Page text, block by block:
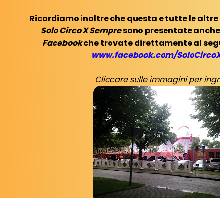
Ricordiamo inoltre che questa e tutte le altre
Solo Circo X Sempresono presentate
Facebookche trovate direttamente al
www.facebook.com/
Cliccare sulle immagini per